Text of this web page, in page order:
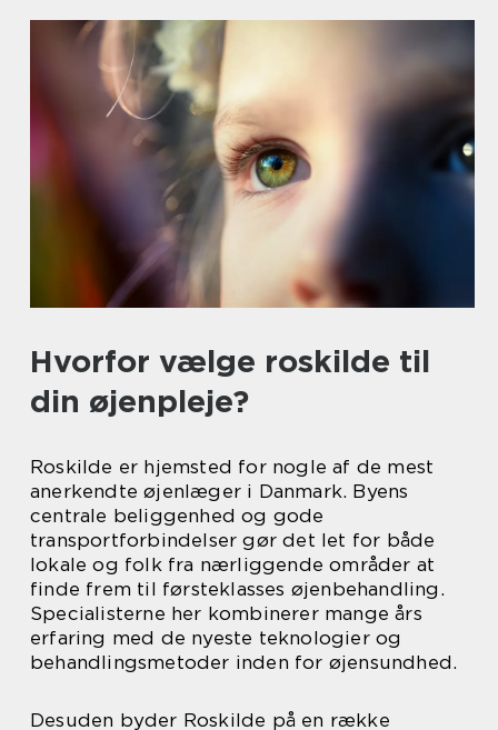
Hvorfor vælge roskilde til
din øjenpleje?
Roskilde er hjemsted for nogle af de mest
anerkendte øjenlæger i Danmark. Byens
centrale beliggenhed og gode
transportforbindelser gør det let for både
lokale og folk fra nærliggende områder at
finde frem til førsteklasses øjenbehandling.
Specialisterne her kombinerer mange års
erfaring med de nyeste teknologier og
behandlingsmetoder inden for øjensundhed.
Desuden byder Roskilde på en række